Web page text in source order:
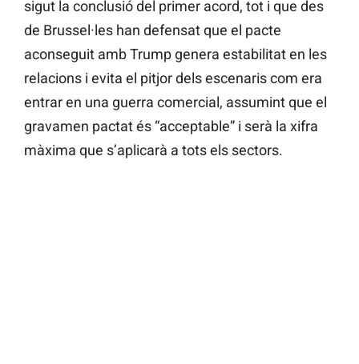
sigut la conclusió del primer acord, tot i que des
de Brussel·les han defensat que el pacte
aconseguit amb Trump genera estabilitat en les
relacions i evita el pitjor dels escenaris com era
entrar en una guerra comercial, assumint que el
gravamen pactat és “acceptable” i serà la xifra
màxima que s’aplicarà a tots els sectors.